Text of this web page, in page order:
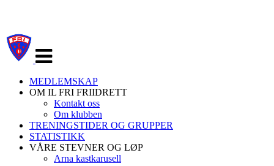
navigasjon
MEDLEMSKAP
OM IL FRI FRIIDRETT
Kontakt oss
Om klubben
TRENINGSTIDER OG GRUPPER
STATISTIKK
VÅRE STEVNER OG LØP
Arna kastkarusell